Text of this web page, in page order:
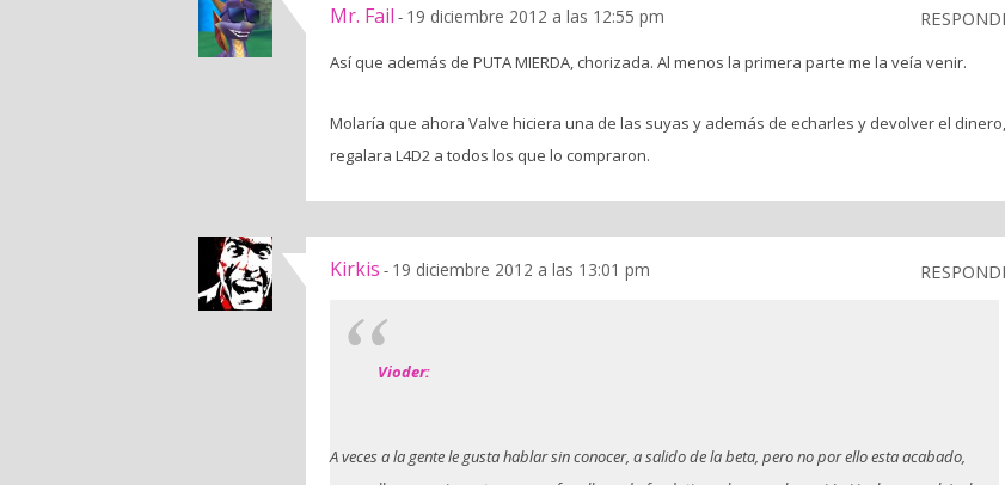
Mr. Fail - 19 diciembre 2012 a las 12:55 pm
Así que además de PUTA MIERDA, chorizada. Al menos la primera parte me la veía venir.
Molaría que ahora Valve hiciera una de las suyas y además de echarles y devolver el dinero,
regalara L4D2 a todos los que lo compraron.
Kirkis - 19 diciembre 2012 a las 13:01 pm
Vioder:
A veces a la gente le gusta hablar sin conocer, a salido de la beta, pero no por ello esta acabado,